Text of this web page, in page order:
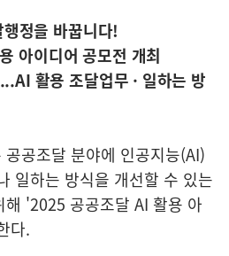
정을 바꿉니다!
아이디어 공모전 개최
활용 조달업무 · 일하는 방
공조달 분야에 인공지능(AI)
일하는 방식을 개선할 수 있는
해 '2025 공공조달 AI 활용 아
다.